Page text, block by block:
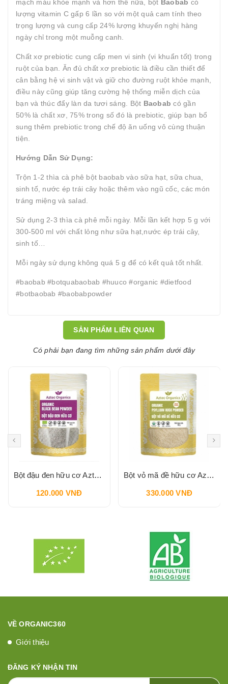
mạch máu khỏe mạnh và hơn thế nữa, bột Baobab có
lượng vitamin C gấp 6 lần so với một quả cam tính theo
trọng lượng và cung cấp 24% lượng khuyến nghị hàng
ngày chỉ trong một muỗng canh.
Chất xơ prebiotic cung cấp men vi sinh (vi khuẩn tốt) trong
ruột của bạn. Ăn đủ chất xơ prebiotic là điều cần thiết để
cân bằng hệ vi sinh vật và giữ cho đường ruột khỏe mạnh,
điều này cũng giúp tăng cường hệ thống miễn dịch của
bạn và thúc đẩy làn da tươi sáng. Bột Baobab có gần
50% là chất xơ, 75% trong số đó là prebiotic, giúp bạn bổ
sung thêm prebiotic trong chế độ ăn uống vô cùng thuận
tiện.
Hướng Dẫn Sử Dụng:
Trộn 1-2 thìa cà phê bột baobab vào sữa hạt, sữa chua,
sinh tố, nước ép trái cây hoặc thêm vào ngũ cốc, các món
tráng miệng và salad.
Sử dụng 2-3 thìa cà phê mỗi ngày. Mỗi lần kết hợp 5 g với
300-500 ml với chất lỏng như sữa hạt,nước ép trái cây,
sinh tố…
Mỗi ngày sử dụng không quá 5 g để có kết quả tốt nhất.
#baobab #botquabaobab #huuco #organic #dietfood
#botbaobab #baobabpowder
SẢN PHẨM LIÊN QUAN
Có phải bạn đang tìm những sản phẩm dưới đây
Bột đậu đen hữu cơ Aztec Organics 200g
120.000 VNĐ
Bột vỏ mã đề hữu cơ Aztec Organics 150g
330.000 VNĐ
VỀ ORGANIC360
Giới thiệu
ĐĂNG KÝ NHẬN TIN